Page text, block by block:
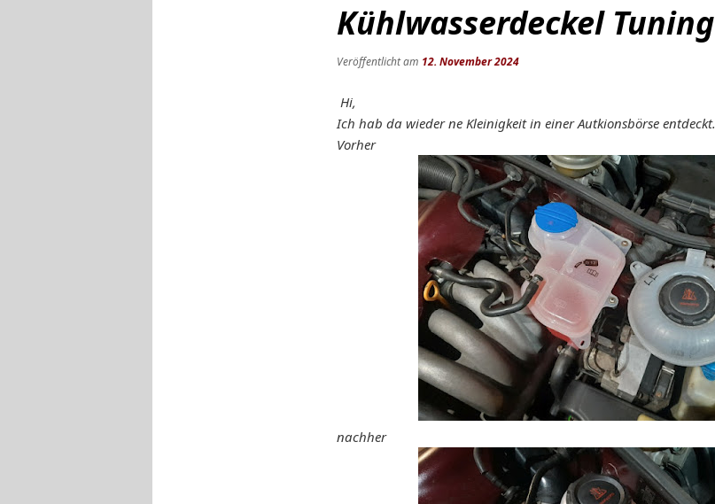
Kühlwasserdeckel Tuning
Veröffentlicht am 12. November 2024
Hi,
Ich hab da wieder ne Kleinigkeit in einer Autkionsbörse entdeckt.
Vorher
nachher